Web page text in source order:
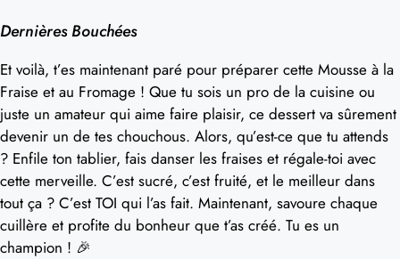
Dernières Bouchées
Et voilà, t’es maintenant paré pour préparer cette Mousse à la
Fraise et au Fromage ! Que tu sois un pro de la cuisine ou
juste un amateur qui aime faire plaisir, ce dessert va sûrement
devenir un de tes chouchous. Alors, qu’est-ce que tu attends
? Enfile ton tablier, fais danser les fraises et régale-toi avec
cette merveille. C’est sucré, c’est fruité, et le meilleur dans
tout ça ? C’est TOI qui l’as fait. Maintenant, savoure chaque
cuillère et profite du bonheur que t’as créé. Tu es un
champion ! 🎉